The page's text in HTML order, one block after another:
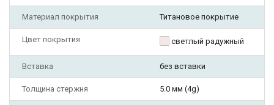
Материал покрытия Титановое покрытие
Цвет покрытия светлый радужный
Вставка без вставки
Толщина стержня 5.0 мм (4g)